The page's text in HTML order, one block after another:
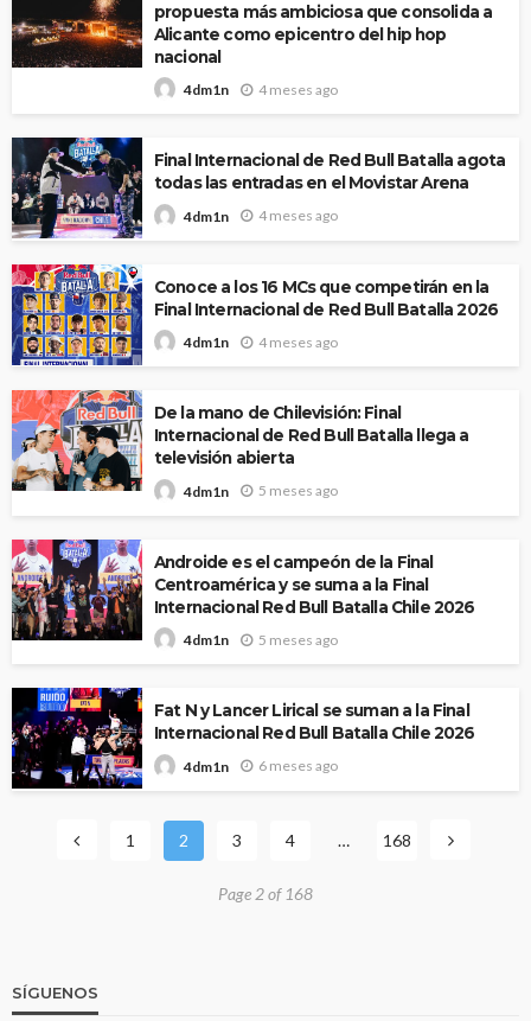
propuesta más ambiciosa que consolida a
Alicante como epicentro del hip hop
nacional
4dm1n 4 meses ago
Final Internacional de Red Bull Batalla agota
todas las entradas en el Movistar Arena
4dm1n 4 meses ago
Conoce a los 16 MCs que competirán en la
Final Internacional de Red Bull Batalla 2026
4dm1n 4 meses ago
De la mano de Chilevisión: Final
Internacional de Red Bull Batalla llega a
televisión abierta
4dm1n 5 meses ago
Androide es el campeón de la Final
Centroamérica y se suma a la Final
Internacional Red Bull Batalla Chile 2026
4dm1n 5 meses ago
Fat N y Lancer Lirical se suman a la Final
Internacional Red Bull Batalla Chile 2026
4dm1n 6 meses ago
1 2 3 4 … 168
Page 2 of 168
SÍGUENOS